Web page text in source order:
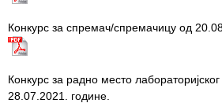
Конкурс за спремач/спремачицу од
Конкурс за радно место
28.07.2021. године.